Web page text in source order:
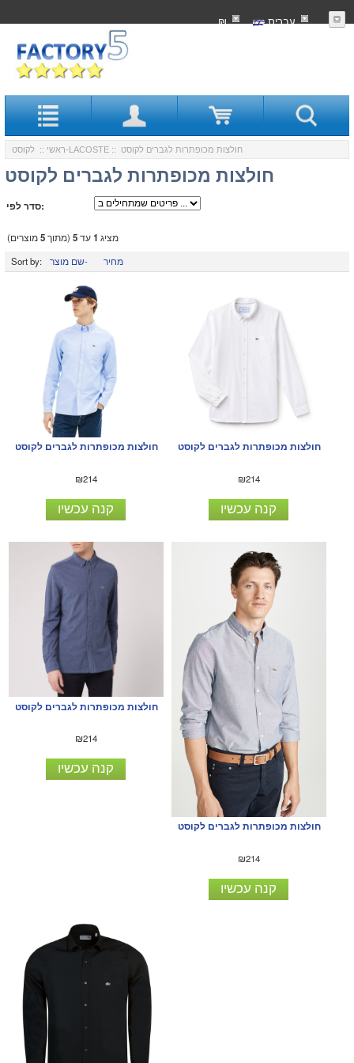
עִברִית ₪
ראשי :: לקוסט-LACOSTE :: חולצות מכופתרות לגברים לקוסט
חולצות מכופתרות לגברים לקוסט
סדר לפי:
מציג 1עד5 (מתוך5מוצרים)
Sort by:
שם מוצר- מחיר
חולצות מכופתרות לגברים לקוסט
₪214
קנה עכשיו
חולצות מכופתרות לגברים לקוסט
₪214
קנה עכשיו
חולצות מכופתרות לגברים לקוסט
₪214
קנה עכשיו
חולצות מכופתרות לגברים לקוסט
₪214
קנה עכשיו